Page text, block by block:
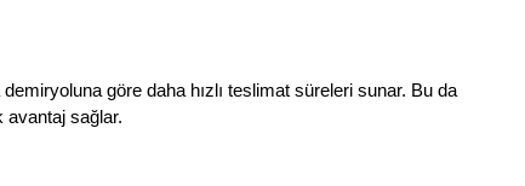
göre daha hızlı teslimat süreleri sunar. Bu da
avantaj sağlar.